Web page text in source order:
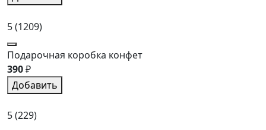
5(1209)
Подарочная коробка конфет
390₽
Добавить
5(229)